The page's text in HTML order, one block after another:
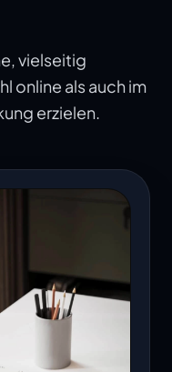
vielseitig
online als auch im
erzielen.